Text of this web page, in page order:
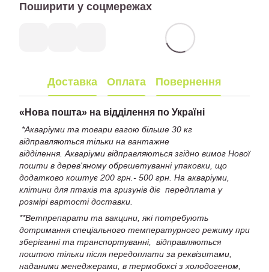
Поширити у соцмережах
Доставка Оплата Повернення
« Нова пошта» на відділення по Україні
*Акваріуми та товари вагою більше 30 кг
відправляються тільки на вантажне
відділення. Акваріуми відправляються згідно вимог Нової
пошти в дерев'яному обрешетуванні упаковки, що
додатково коштує 200 грн.- 500 грн. На акваріуми,
клітини для птахів та гризунів діє передплата у
розмірі вартості доставки.
**Ветпрепарати та вакцини, які потребують
дотримання спеціального температурного режиму при
зберіганні та транспортуванні, відправляються
поштою тільки після передоплати за реквізитами,
наданими менеджерами, в термобоксі з холодогеном,